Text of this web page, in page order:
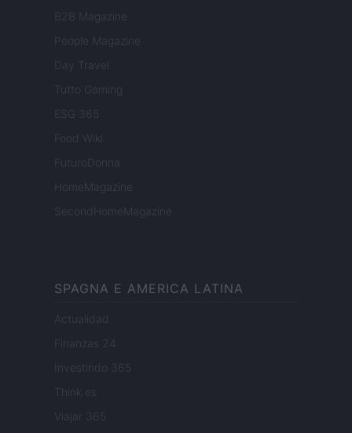
B2B Magazine
People Magazine
Day Travel
Tutto Gaming
ESG 365
Food Wiki
FuturoDonna
HomeMagazine
SecondHomeMagazine
SPAGNA E AMERICA LATINA
Actualidad
Finanzas 24
Investindo 365
Think.es
Viajar 365